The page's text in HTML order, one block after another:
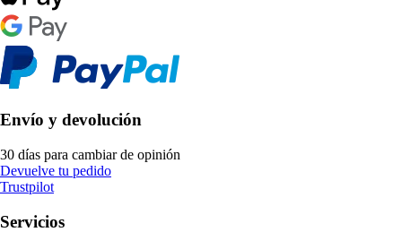
Envío y devolución
30 días para cambiar de opinión
Devuelve tu pedido
Trustpilot
Servicios